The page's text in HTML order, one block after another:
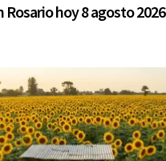
Rosario hoy 8 agosto 2026